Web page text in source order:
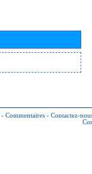
- Commentaires - Contactez-